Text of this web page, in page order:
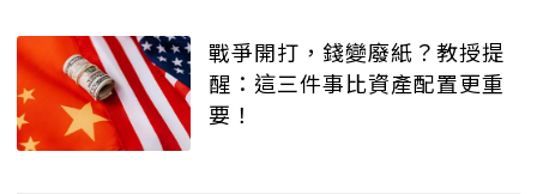
戰爭開打，錢變廢紙？教授提
醒：這三件事比資產配置更重
要！